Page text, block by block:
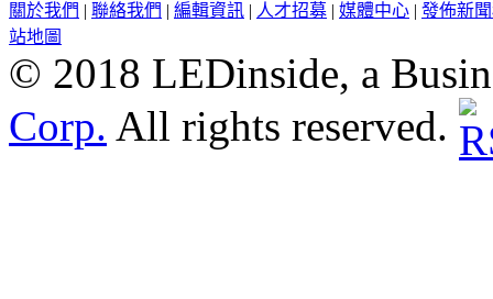
關於我們 | 聯絡我們 | 編輯資訊 | 人才招募 | 媒體中心 | 發佈新
站地圖
© 2018 LEDinside, a
Corp. All rights reserved.